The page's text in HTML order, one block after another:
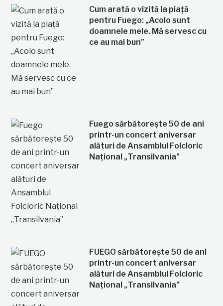
Cum arată o vizită la piață
pentru Fuego: „Acolo sunt
doamnele mele. Mă servesc cu
ce au mai bun”
Fuego sărbătorește 50 de ani
printr-un concert aniversar
alături de Ansamblul Folcloric
Național „Transilvania”
FUEGO sărbătorește 50 de ani
printr-un concert aniversar
alături de Ansamblul Folcloric
Național „Transilvania”